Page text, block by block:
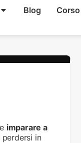
Blog
imparare a
perdersi in